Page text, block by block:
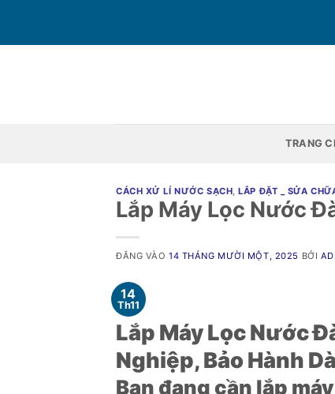
nội
TRANG
CÁCH XỬ LÍ NƯỚC SẠCH,LẮP ĐẶT _ SỬA
Lắp Máy Lọc Nước
ĐĂNG VÀO14 THÁNG MƯỜI MỘT, 2025 BỞI
14
Th11
Lắp Máy Lọc Nước
Nghiệp, Bảo Hành
Bạn đang cần lắp